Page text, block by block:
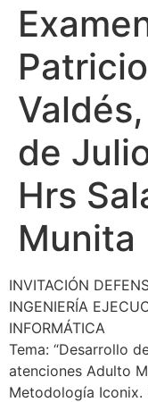
de
Hrs
Munita
INVITACIÓN
INGENIERÍA
INFORMÁTICA
Tema: “Desarrollo
atenciones Adulto
Metodología